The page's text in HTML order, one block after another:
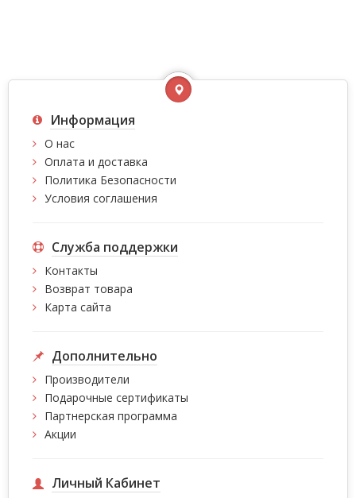
Информация
О нас
Оплата и доставка
Политика Безопасности
Условия соглашения
Служба поддержки
Контакты
Возврат товара
Карта сайта
Дополнительно
Производители
Подарочные сертификаты
Партнерская программа
Акции
Личный Кабинет